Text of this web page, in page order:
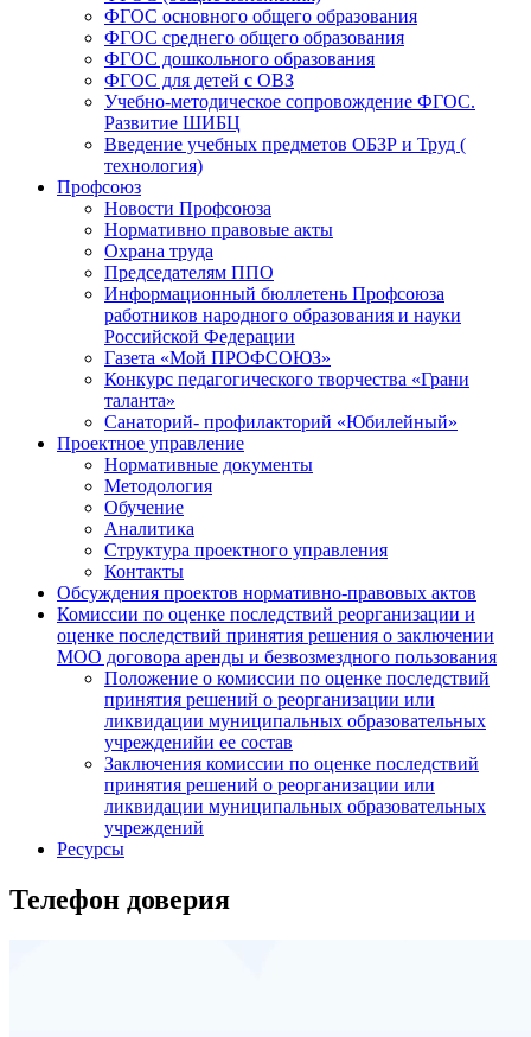
ФГОС основного общего образования
ФГОС среднего общего образования
ФГОС дошкольного образования
ФГОС для детей с ОВЗ
Учебно-методическое сопровождение ФГОС.
Развитие ШИБЦ
Введение учебных предметов ОБЗР и Труд (
технология)
Профсоюз
Новости Профсоюза
Нормативно правовые акты
Охрана труда
Председателям ППО
Информационный бюллетень Профсоюза
работников народного образования и науки
Российской Федерации
Газета «Мой ПРОФСОЮЗ»
Конкурс педагогического творчества «Грани
таланта»
Санаторий- профилакторий «Юбилейный»
Проектное управление
Нормативные документы
Методология
Обучение
Аналитика
Структура проектного управления
Контакты
Обсуждения проектов нормативно-правовых актов
Комиссии по оценке последствий реорганизации и
оценке последствий принятия решения о заключении
МОО договора аренды и безвозмездного пользования
Положение о комиссии по оценке последствий
принятия решений о реорганизации или
ликвидации муниципальных образовательных
учрежденийи ее состав
Заключения комиссии по оценке последствий
принятия решений о реорганизации или
ликвидации муниципальных образовательных
учреждений
Ресурсы
Телефон доверия